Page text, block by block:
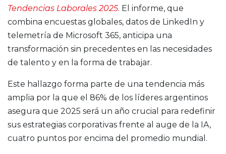
Tendencias Laborales 2025. El informe, que
combina encuestas globales, datos de LinkedIn y
telemetría de Microsoft 365, anticipa una
transformación sin precedentes en las necesidades
de talento y en la forma de trabajar.
Este hallazgo forma parte de una tendencia más
amplia por la que el 86% de los líderes argentinos
asegura que 2025 será un año crucial para redefinir
sus estrategias corporativas frente al auge de la IA,
cuatro puntos por encima del promedio mundial.